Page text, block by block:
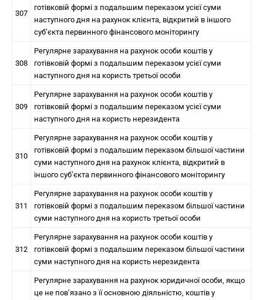
307
готівковій формі з подальшим переказом усієї суми
наступного дня на рахунок клієнта, відкритий в іншого
суб’єкта первинного фінансового моніторингу
308
Регулярне зарахування на рахунок особи коштів у
готівковій формі з подальшим переказом усієї суми
наступного дня на користь третьої особи
309
Регулярне зарахування на рахунок особи коштів у
готівковій формі з подальшим переказом усієї суми
наступного дня на користь нерезидента
310
Регулярне зарахування на рахунок особи коштів у
готівковій формі з подальшим переказом більшої частини
суми наступного дня на рахунок клієнта, відкритий в
іншого суб’єкта первинного фінансового моніторингу
311
Регулярне зарахування на рахунок особи коштів у
готівковій формі з подальшим переказом більшої частини
суми наступного дня на користь третьої особи
312
Регулярне зарахування на рахунок особи коштів у
готівковій формі з подальшим переказом більшої частини
суми наступного дня на користь нерезидента
Регулярне зарахування на рахунок юридичної особи, якщо
це не пов’язано з її основною діяльністю, коштів у